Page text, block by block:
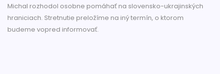
Michal rozhodol osobne pomáhať na slovensko-ukrajinských
hraniciach. Stretnutie preložíme na iný termín, o ktorom
budeme vopred informovať.